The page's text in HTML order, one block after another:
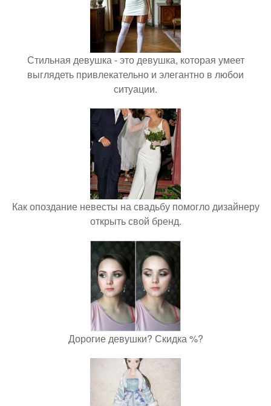
Стильная девушка - это девушка, которая умеет
выглядеть привлекательно и элегантно в любои
ситуации.
Как опоздание невесты на свадьбу помогло дизайнеру
открыть свой бренд.
Дорогие девушки? Скидка %?